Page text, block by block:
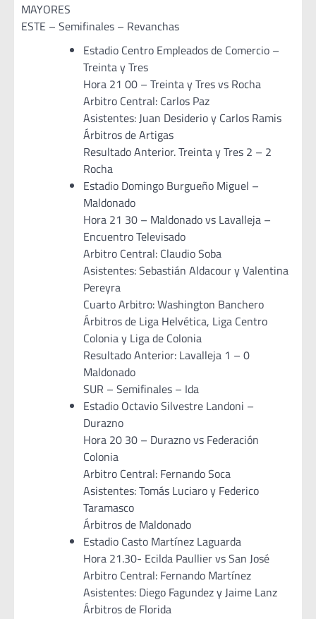
MAYORES
ESTE – Semifinales – Revanchas
Estadio Centro Empleados de Comercio –
Treinta y Tres
Hora 21 00 – Treinta y Tres vs Rocha
Arbitro Central: Carlos Paz
Asistentes: Juan Desiderio y Carlos Ramis
Árbitros de Artigas
Resultado Anterior. Treinta y Tres 2 – 2
Rocha
Estadio Domingo Burgueño Miguel –
Maldonado
Hora 21 30 – Maldonado vs Lavalleja –
Encuentro Televisado
Arbitro Central: Claudio Soba
Asistentes: Sebastián Aldacour y Valentina
Pereyra
Cuarto Arbitro: Washington Banchero
Árbitros de Liga Helvética, Liga Centro
Colonia y Liga de Colonia
Resultado Anterior: Lavalleja 1 – 0
Maldonado
SUR – Semifinales – Ida
Estadio Octavio Silvestre Landoni –
Durazno
Hora 20 30 – Durazno vs Federación
Colonia
Arbitro Central: Fernando Soca
Asistentes: Tomás Luciaro y Federico
Taramasco
Árbitros de Maldonado
Estadio Casto Martínez Laguarda
Hora 21.30- Ecilda Paullier vs San José
Arbitro Central: Fernando Martínez
Asistentes: Diego Fagundez y Jaime Lanz
Árbitros de Florida